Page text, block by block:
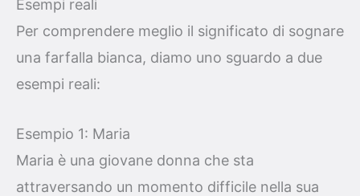
Esempi reali
Per comprendere meglio il significato di sognare
una farfalla bianca, diamo uno sguardo a due
esempi reali:
Esempio 1: Maria
Maria è una giovane donna che sta
attraversando un momento difficile nella sua